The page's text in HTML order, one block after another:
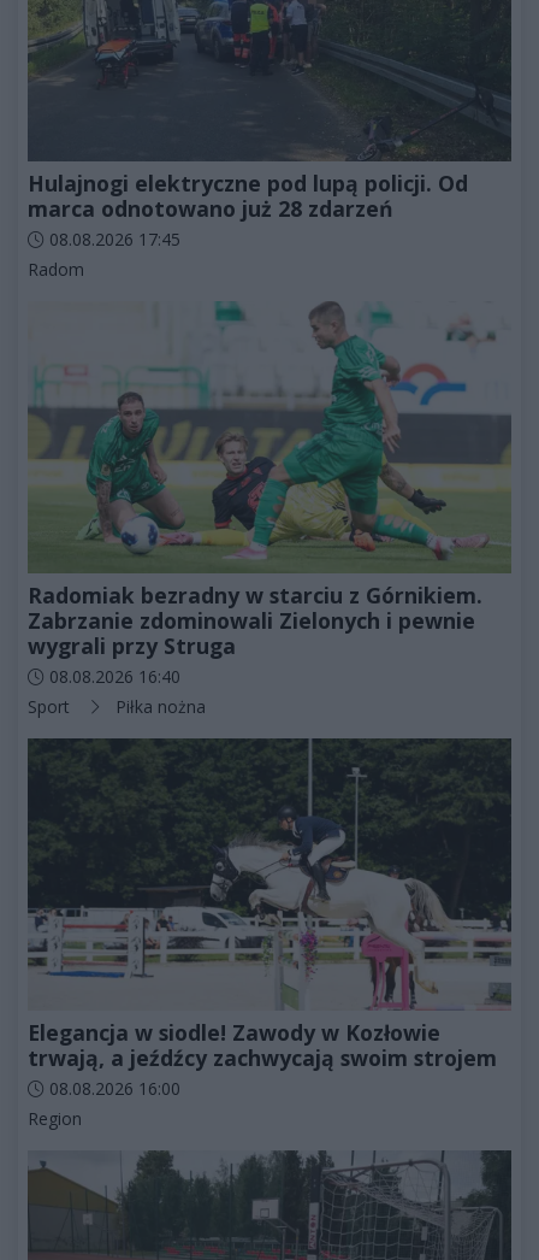
Hulajnogi elektryczne pod lupą policji. Od
marca odnotowano już 28 zdarzeń
Data dodania artykułu:
08.08.2026 17:45
Kategorie artykułu:
Radom
Radomiak bezradny w starciu z Górnikiem.
Zabrzanie zdominowali Zielonych i pewnie
wygrali przy Struga
Data dodania artykułu:
08.08.2026 16:40
Kategorie artykułu:
Sport Piłka nożna
Elegancja w siodle! Zawody w Kozłowie
trwają, a jeźdźcy zachwycają swoim strojem
Data dodania artykułu:
08.08.2026 16:00
Kategorie artykułu:
Region